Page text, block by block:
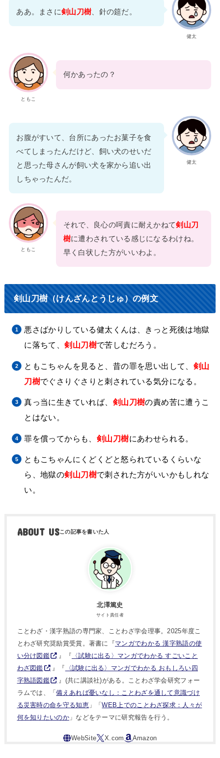
健太
ああ。まさに剣山刀樹 、針の筵だ。
ともこ
何かあったの？
健太
お腹がすいて、台所にあったお菓子を食
べてしまったんだけど、飼い犬のせいだ
と思った母さんが飼い犬を家から追い出
しちゃったんだ。
ともこ
それで、良心の呵責に耐えかねて剣山刀
樹に遭わされている感じになるわけね。
早く白状した方がいいわよ。
剣山刀樹（けんざんとうじゅ）の例文
悪さばかりしている健太くんは、きっと死後は地獄
に落ちて、剣山刀樹で苦しむだろう。
ともこちゃんを見ると、昔の罪を思い出して、 剣山
刀樹でぐさりぐさりと刺されている気分になる。
真っ当に生きていれば、 剣山刀樹の責め苦に遭うこ
とはない。
罪を償ってからも、 剣山刀樹にあわせられる。
ともこちゃんにくどくどと怒られているくらいな
ら、地獄の剣山刀樹で刺された方がいいかもしれな
い。
ABOUT US
北澤篤史
サイト責任者
ことわざ・漢字熟語の専門家、ことわざ学会理事。2025年度こ
とわざ研究奨励賞受賞。著書に『マンガでわかる 漢字熟語の使
い分け図鑑
』『 〈試験に出る〉マンガでわかる すごいこと
わざ図鑑
』『
〈試験に出る〉マンガでわかる おもしろい四
字熟語図鑑
』(共に講談社)がある。ことわざ学会研究フォー
ラムでは、「備えあれば憂いなし：ことわざを通して意識づけ
る災害時の命を守る知恵」「WEB上でのことわざ探求：人々が
何を知りたいのか」などをテーマに研究報告を行う。